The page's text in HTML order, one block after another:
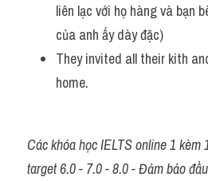
liên lạc với họ hàng và bạn
của anh ấy dày đặc)
They invited all their kith
home.
Các khóa học IELTS online 1 kèm
target 6.0 - 7.0 - 8.0 - Đảm bảo